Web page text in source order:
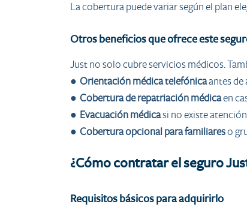
La cobertura puede variar según el plan
Otros beneficios que ofrece este
Just no solo cubre servicios médicos.
● Orientación médica telefónicaantes de
● Cobertura de repatriación médicaen
● Evacuación médicasi no existe
● Cobertura opcional para familiareso
¿Cómo contratar el seguro
Requisitos básicos para adquirirlo